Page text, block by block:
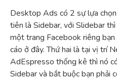
Desktop Ads có 2 sự lựa
tiên là Sidebar, với Slidebar
một trang Facebook riêng
cáo ở đây. Thứ hai là tại vị trí
AdEspresso thống kê thì nó
Sidebar và bắt buộc bạn phải